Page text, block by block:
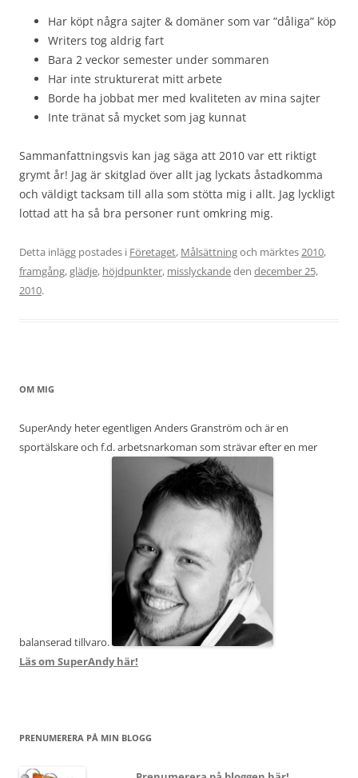
Har köpt några sajter & domäner som var ”dåliga” köp
Writers tog aldrig fart
Bara 2 veckor semester under sommaren
Har inte strukturerat mitt arbete
Borde ha jobbat mer med kvaliteten av mina sajter
Inte tränat så mycket som jag kunnat
Sammanfattningsvis kan jag säga att 2010 var ett riktigt
grymt år! Jag är skitglad över allt jag lyckats åstadkomma
och väldigt tacksam till alla som stötta mig i allt. Jag lyckligt
lottad att ha så bra personer runt omkring mig.
Detta inlägg postades i Företaget, Målsättningoch märktes2010,
framgång,glädje, höjdpunkter, misslyckandeden december 25,
2010.
OM MIG
SuperAndy heter egentligen Anders Granström och är en
sportälskare och f.d. arbetsnarkoman som strävar efter en mer
balanserad tillvaro.
Läs om SuperAndy här!
PRENUMERERA PÅ MIN BLOGG